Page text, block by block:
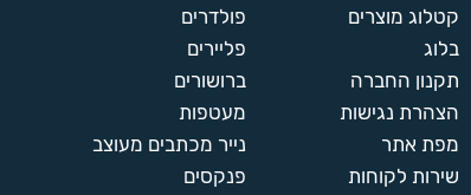
קטלוג מוצרים
בלוג
תקנון החברה
הצהרת נגישות
מפת אתר
שירות לקוחות
פולדרים
פליירים
ברושורים
מעטפות
נייר מכתבים מעוצב
פנקסים